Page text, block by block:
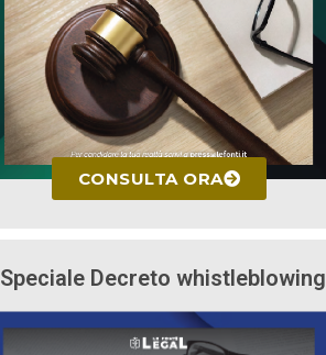
CONSULTA ORA
Speciale Decreto whistleblowing